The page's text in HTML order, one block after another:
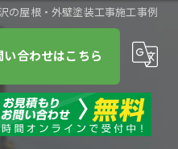
の屋根・外壁塗装工事施工事例
い合わせはこちら